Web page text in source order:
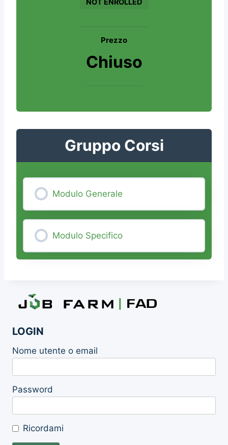
NOT ENROLLED
Prezzo
Chiuso
Gruppo Corsi
Modulo Generale
0% COMPLETE 0/0 Steps
Modulo Specifico
0% COMPLETE 0/0 Steps
LOGIN
Nome utente o email
Password
Ricordami